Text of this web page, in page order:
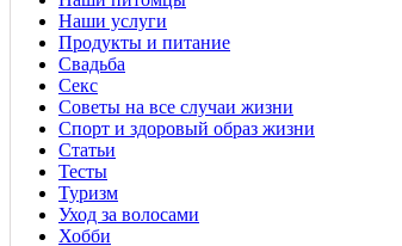
Наши услуги
Продукты и питание
Свадьба
Секс
Советы на все случаи жизни
Спорт и здоровый образ жизни
Статьи
Тесты
Туризм
Уход за волосами
Хобби